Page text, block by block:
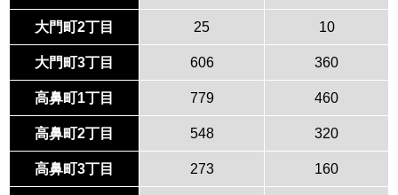
大門町2丁目 25 10
大門町3丁目 606 360
高鼻町1丁目 779 460
高鼻町2丁目 548 320
高鼻町3丁目 273 160